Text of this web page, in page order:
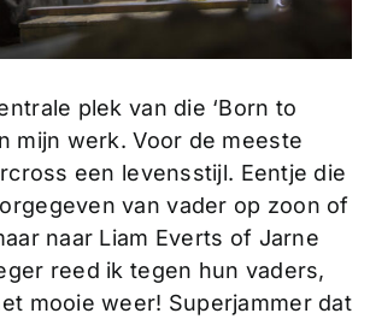
plek van die ‘Born to
mijn werk. Voor de meeste
een levensstijl. Eentje die
van vader op zoon of
naar Liam Everts of Jarne
reed ik tegen hun vaders,
mooie weer! Superjammer dat